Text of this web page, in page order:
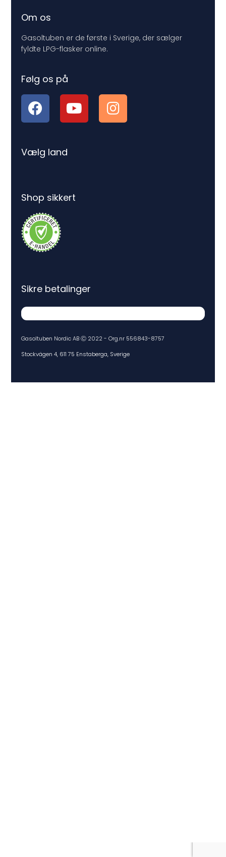
Om os
Gasoltuben er de første i Sverige, der sælger
fyldte LPG-flasker online.
Følg os på
Vælg land
Shop sikkert
Gasoltuben Nordic AB Ⓒ 2022 - Org.nr 556843-8757
Stockvägen 4, 611 75 Enstaberga, Sverige
Sikre betalinger